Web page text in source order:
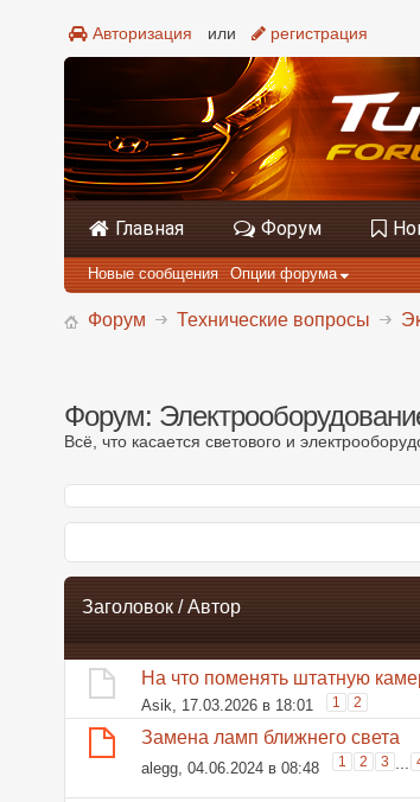
Авторизация или регистрация
Главная Форум
Новые сообщения Опции форума
Форум Технические вопросы
Форум:
Всё, что касается светового и
Заголовок/Автор
На что поменять штатную
Asik , 17.03.2026 в 18:01 1 2
Замена ламп ближнего света
alegg, 04.06.2024 в 08:48 1 2 3